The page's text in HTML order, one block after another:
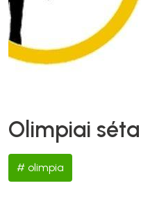
Olimpiai séta
olimpia